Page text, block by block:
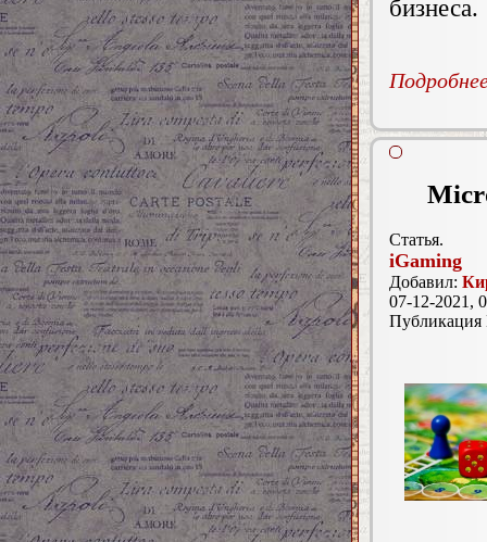
бизнеса.
Статья.
iGaming
Добавил:
07-12-2021,